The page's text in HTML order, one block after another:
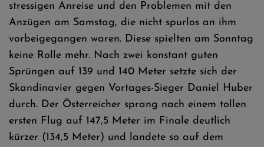
stressigen Anreise und den Problemen mit den
Anzügen am Samstag, die nicht spurlos an ihm
vorbeigegangen waren. Diese spielten am Sonntag
keine Rolle mehr. Nach zwei konstant guten
Sprüngen auf 139 und 140 Meter setzte sich der
Skandinavier gegen Vortages-Sieger Daniel Huber
durch. Der Österreicher sprang nach einem tollen
ersten Flug auf 147,5 Meter im Finale deutlich
kürzer (134,5 Meter) und landete so auf dem